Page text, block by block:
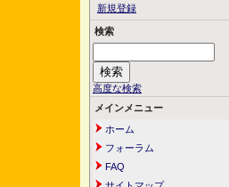
新規登録
検索
高度な検索
メインメニュー
ホーム
フォーラム
FAQ